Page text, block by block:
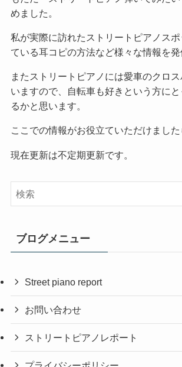
めました。
私が実際に訪れたストリートピアノス
ている耳コピの方法など様々な情報を発
またストリートピアノには愛車のクロ
いますので、自転車も好きという方に
るかと思います。
ここでの情報がお役立ていただけました
現在更新は不定期更新です。
ブログメニュー
Street piano report
お問い合わせ
ストリートピアノレポート